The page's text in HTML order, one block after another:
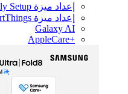
إعداد ميزة Apple Family Setup
إعداد ميزة Samsung SmartThings
Galaxy AI